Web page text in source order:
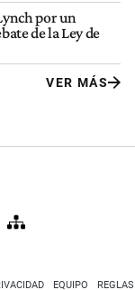
por un
de la Ley de
VER MÁS
EQUIPO